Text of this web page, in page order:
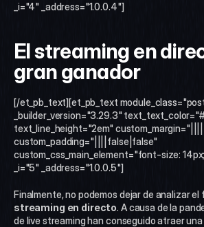
_i="4" _address="1.0.0.4"]
El streaming en
gran ganador
[/et_pb_text][et_pb_text
_builder_version="3.29.3"
text_line_height="2em"
custom_padding="||||false|false"
custom_css_main_element="font-size:
_i="5" _address="1.0.0.5"]
streaming en directo. A causa de la
de live streaming han conseguido atraer